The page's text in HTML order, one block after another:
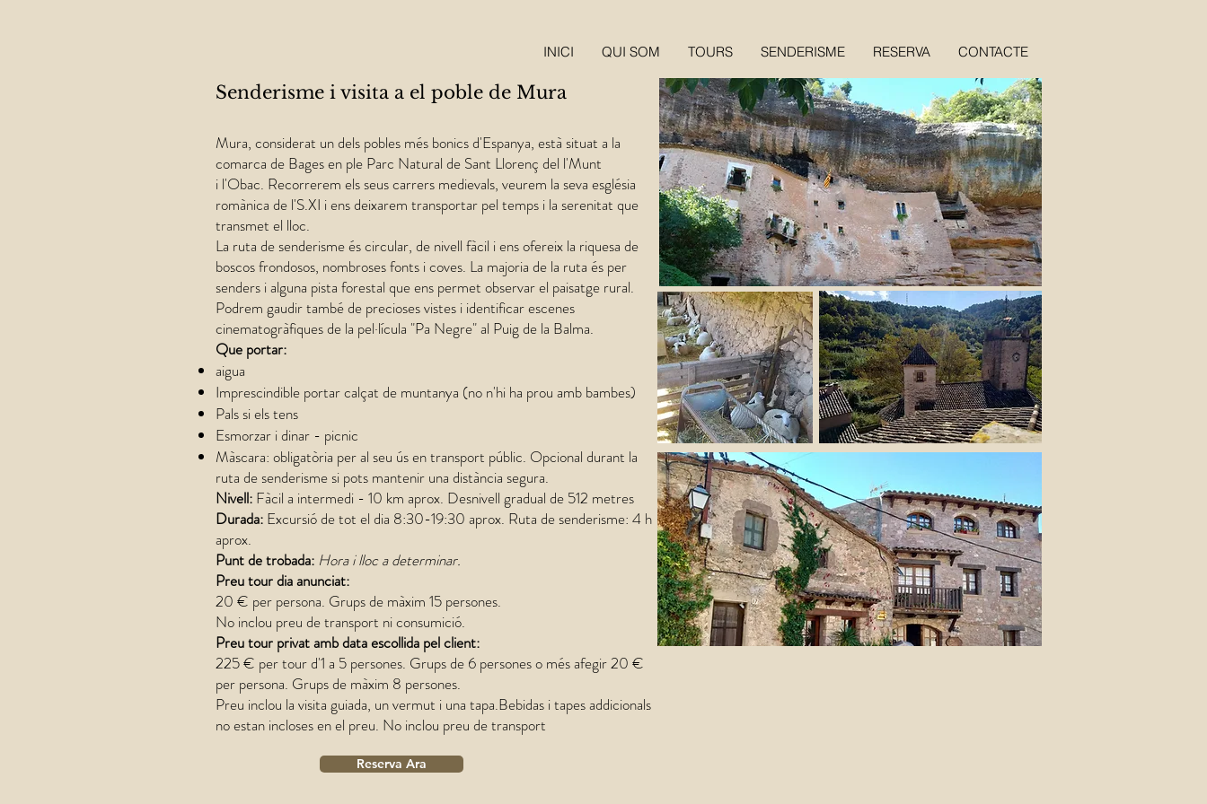
INICI QUI SOM TOURS SENDERISME RESERVA CONTACTE
Senderisme i visita a el poble de Mura
Mura, considerat un dels pobles més bonics d'Espanya, està situat a la
comarca de Bages en ple Parc Natural de Sant Llorenç del l'Munt
i l'Obac. Recorrerem els seus carrers medievals, veurem la seva església
romànica de l'S.XI i ens deixarem transportar pel temps i la serenitat que
transmet el lloc.
La ruta de senderisme és circular, de nivell fàcil i ens ofereix la riquesa de
boscos frondosos, nombroses fonts i coves. La majoria de la ruta és per
senders i alguna pista forestal que ens permet observar el paisatge rural.
Podrem gaudir també de precioses vistes i identificar escenes
cinematogràfiques de la pel·lícula "Pa Negre" al Puig de la Balma.
Que portar:
aigua
Imprescindible portar calçat de muntanya (no n'hi ha prou amb bambes)
Pals si els tens
Esmorzar i dinar - picnic
Màscara: obligatòria per al seu ús en transport públic. Opcional durant la
ruta de senderisme si pots mantenir una distància segura.
Nivell: Fàcil a intermedi - 10 km aprox. Desnivell gradual de 512 metres
Durada: Excursió de tot el dia 8:30-19:30 aprox. Ruta de senderisme: 4 h
aprox.
Punt de trobada: Hora i lloc a determinar.
Preu tour dia anunciat:
20 € per persona. Grups de màxim 15 persones.
No inclou preu de transport ni consumició.
Preu tour privat amb data escollida pel client:
225 € per tour d'1 a 5 persones.​ Grups de 6 persones o més afegir 20 €
per persona. Grups de màxim 8 persones.
Preu inclou la visita guiada, un vermut i una tapa.Bebidas i tapes addicionals
no estan incloses en el preu. No inclou preu de transport
Reserva Ara